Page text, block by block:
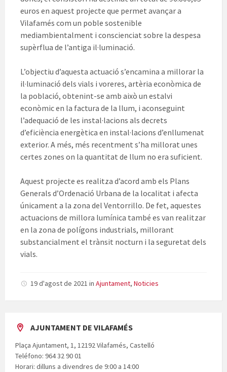
euros en aquest projecte que permet avançar a
Vilafamés com un poble sostenible
mediambientalment i conscienciat sobre la despesa
supèrflua de l’antiga il·luminació.
L’objectiu d’aquesta actuació s’encamina a millorar la
il·luminació dels vials i voreres, artèria econòmica de
la població, obtenint-se amb això un estalvi
econòmic en la factura de la llum, i aconseguint
l’adequació de les instal·lacions als decrets
d’eficiència energètica en instal·lacions d’enllumenat
exterior. A més, més recentment s’ha millorat unes
certes zones on la quantitat de llum no era suficient.
Aquest projecte es realitza d’acord amb els Plans
Generals d’Ordenació Urbana de la localitat i afecta
únicament a la zona del Ventorrillo. De fet, aquestes
actuacions de millora lumínica també es van realitzar
en la zona de polígons industrials, millorant
substancialment el trànsit nocturn i la seguretat dels
vials.
19 d'agost de 2021 in Ajuntament, Noticies
AJUNTAMENT DE VILAFAMÉS
Plaça Ajuntament, 1, 12192 Vilafamés, Castelló
Teléfono: 964 32 90 01
Horari: dilluns a divendres de 9:00 a 14:00